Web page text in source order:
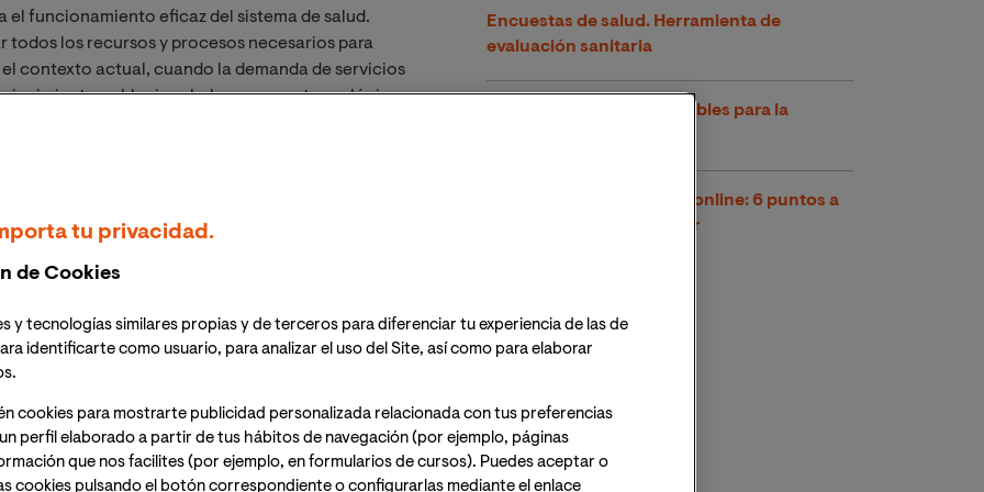
el funcionamiento eficaz del sistema de salud.
los recursos y procesos necesarios para
contexto actual, cuando la demanda de servicios
poblacional y los avances tecnológicos,
de la sostenibilidad del sistema.
actividades que van desde la administrativa
y desafíos. Así, la
los procesos internos y mejorar la eficiencia
en coordinar las actividades dentro de los
personas usuarias. En todo caso, ladirección de
equipos multidisciplinarios y tomar decisiones
resultados clínicos.
Actualmente, el sector salud afronta retos
de los servicios médicos, las expectativas de los y
Encuestas de salud. Herramienta de
evaluación sanitaria
8 habilidades imprescindibles para la
Máster Gestión Sanitaria online: 6 puntos a
considerar antes de elegir
tu privacidad.
de Cookies
y tecnologías similares propias y de terceros para diferenciar tu experiencia de las de
identificarte como usuario, para analizar el uso del Site, así como para elaborar
cookies para mostrarte publicidad personalizada relacionada con tus preferencias
perfil elaborado a partir de tus hábitos de navegación (por ejemplo, páginas
que nos facilites (por ejemplo, en formularios de cursos). Puedes aceptar o
cookies pulsando el botón correspondiente o configurarlas mediante el enlace